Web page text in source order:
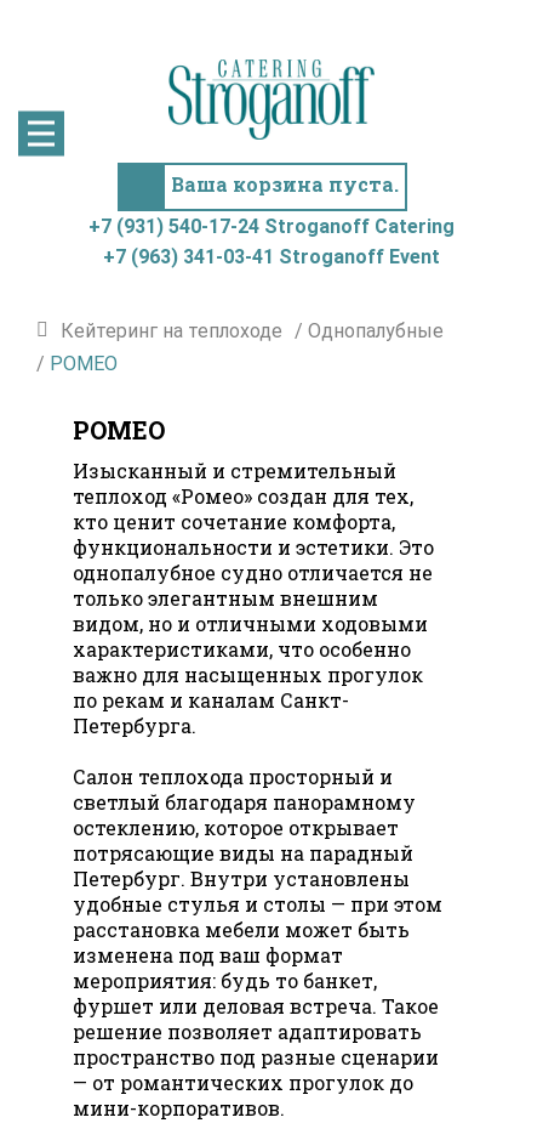
Ваша корзина пуста.
+7 (931) 540-17-24
Stroganoff
Catering
+7 (963) 341-03-41
Stroganoff
+7 (931) 540-17-24 Stroganoff Catering
+7 (963) 341-03-41 Stroganoff Event
Кейтеринг на теплоходе / Однопалубные
/ РОМЕО
РОМЕО
Изысканный и стремительный
теплоход «Ромео» создан для тех,
кто ценит сочетание комфорта,
функциональности и эстетики. Это
однопалубное судно отличается не
только элегантным внешним
видом, но и отличными ходовыми
характеристиками, что особенно
важно для насыщенных прогулок
по рекам и каналам Санкт-
Петербурга.
Салон теплохода просторный и
светлый благодаря панорамному
остеклению, которое открывает
потрясающие виды на парадный
Петербург. Внутри установлены
удобные стулья и столы — при этом
расстановка мебели может быть
изменена под ваш формат
мероприятия: будь то банкет,
фуршет или деловая встреча. Такое
решение позволяет адаптировать
пространство под разные сценарии
— от романтических прогулок до
мини-корпоративов.